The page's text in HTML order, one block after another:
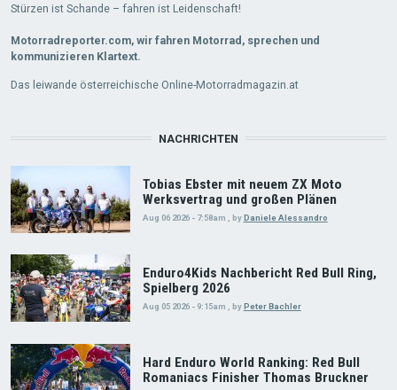
Stürzen ist Schande – fahren ist Leidenschaft!
Motorradreporter.com, wir fahren Motorrad, sprechen und
kommunizieren Klartext.
Das leiwande österreichische Online-Motorradmagazin.at
NACHRICHTEN
Tobias Ebster mit neuem ZX Moto
Werksvertrag und großen Plänen
Aug 06 2026 - 7:58am byDaniele Alessandro
Enduro4Kids Nachbericht Red Bull Ring,
Spielberg 2026
Aug 05 2026 - 9:15am , byPeter Bachler
Hard Enduro World Ranking: Red Bull
Romaniacs Finisher Thomas Bruckner